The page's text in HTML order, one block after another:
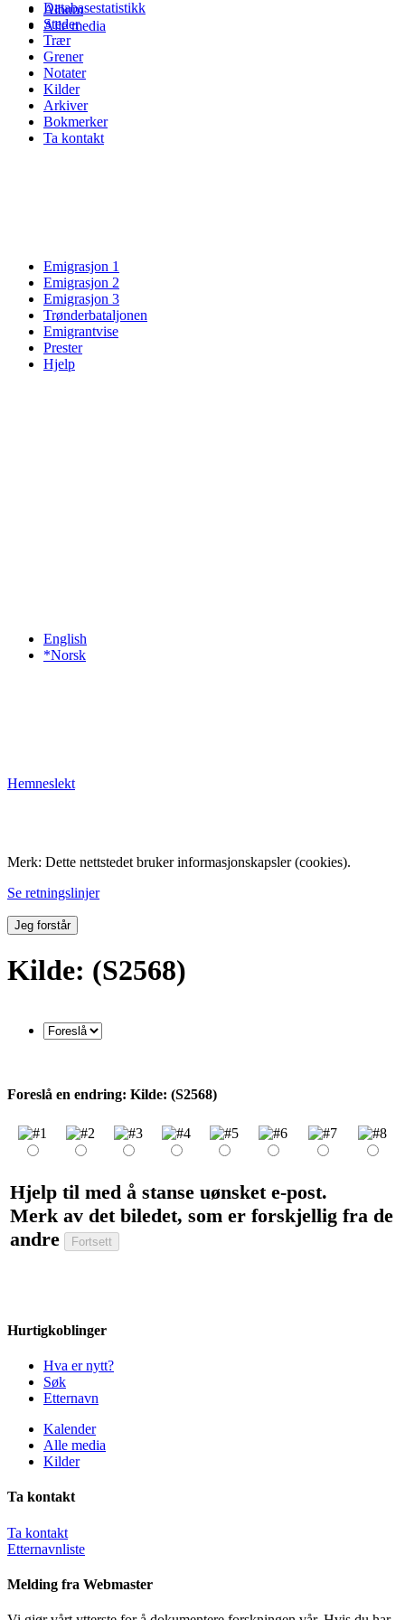
Album
Alle media
Databasestatistikk
Steder
Trær
Grener
Notater
Kilder
Arkiver
Bokmerker
Ta kontakt
Emigrasjon 1
Emigrasjon 2
Emigrasjon 3
Trønderbataljonen
Emigrantvise
Prester
Hjelp
English
*Norsk
Hemneslekt
Merk: Dette nettstedet bruker informasjonskapsler (cookies).
Se retningslinjer
Jeg forstår
Kilde: (S2568)
Foreslå en endring: Kilde: (S2568)
Hjelp til med å stanse uønsket e-post.
Merk av det biledet, som er forskjellig fra de
andre
Hurtigkoblinger
Hva er nytt?
Søk
Etternavn
Kalender
Alle media
Kilder
Ta kontakt
Ta kontakt
Etternavnliste
Melding fra Webmaster